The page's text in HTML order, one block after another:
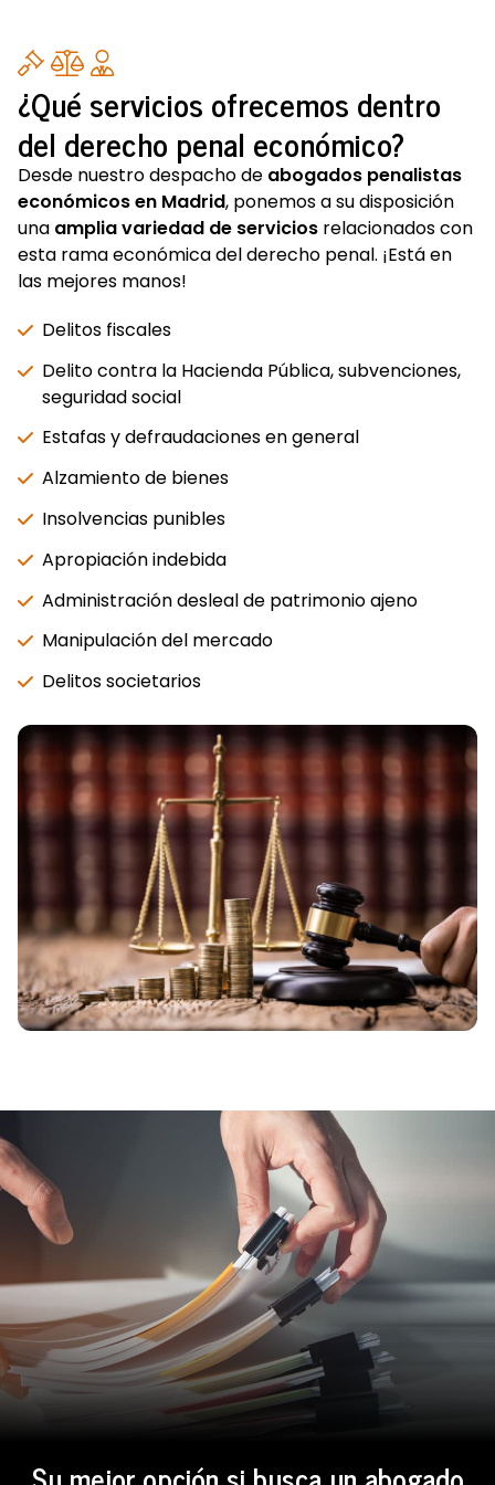
¿Qué servicios ofrecemos dentro
del derecho penal económico?
Desde nuestro despacho de abogados penalistas
económicos en Madrid, ponemos a su disposición
una amplia variedad de servicios relacionados con
esta rama económica del derecho penal. ¡Está en
las mejores manos!
Delitos fiscales
Delito contra la Hacienda Pública, subvenciones,
seguridad social
Estafas y defraudaciones en general
Alzamiento de bienes
Insolvencias punibles
Apropiación indebida
Administración desleal de patrimonio ajeno
Manipulación del mercado
Delitos societarios